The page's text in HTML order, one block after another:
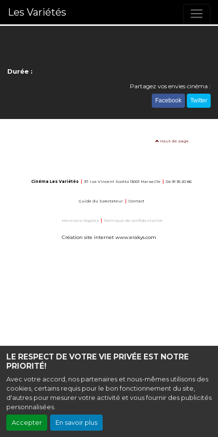
LE RESPECT DE VOTRE VIE PRIVÉE EST NOTRE
PRIORITÉ!
Avec votre accord, nos partenaires et nous-mêmes utilisons des
cookies, certains requis pour le bon fonctionnement du site,
d'autres pour mesurer votre activité et vous fournir des publicités
personnalisées.
Accepter En savoir plus
Les Variétés
Durée :
Partagez vos envies cinéma :
Facebook Twitter
Haut de page
Cinéma Les Variétés 37 rue Vincent Scotto 13001 Marseille 04 91 35 20 86
Guide du Spectateur Contact
Mentions légales Politique de confidentialité
Création site internet www.erakys.com